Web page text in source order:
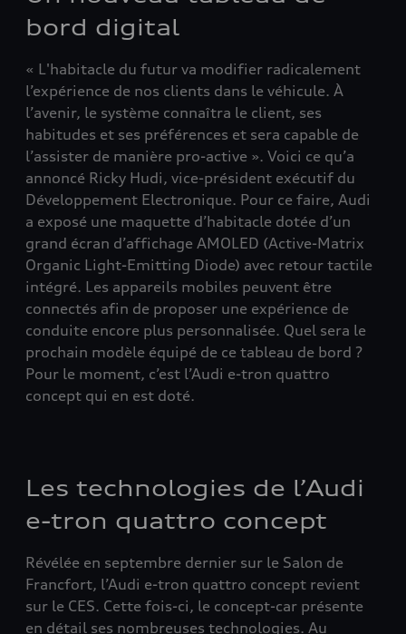
bord digital
« L'habitacle du futur va modifier radicalement
l’expérience de nos clients dans le véhicule. À
l’avenir, le système connaîtra le client, ses
habitudes et ses préférences et sera capable de
l’assister de manière pro-active ». Voici ce qu’a
annoncé Ricky Hudi, vice-président exécutif du
Développement Electronique. Pour ce faire, Audi
a exposé une maquette d’habitacle dotée d’un
grand écran d’affichage AMOLED (Active-Matrix
Organic Light-Emitting Diode) avec retour tactile
intégré. Les appareils mobiles peuvent être
connectés afin de proposer une expérience de
conduite encore plus personnalisée. Quel sera le
prochain modèle équipé de ce tableau de bord ?
Pour le moment, c’est l’Audi e-tron quattro
concept qui en est doté.
Les technologies de l’Audi
e-tron quattro concept
Révélée en septembre dernier sur le Salon de
Francfort, l’Audi e-tron quattro concept revient
sur le CES. Cette fois-ci, le concept-car présente
en détail ses nombreuses technologies. Au